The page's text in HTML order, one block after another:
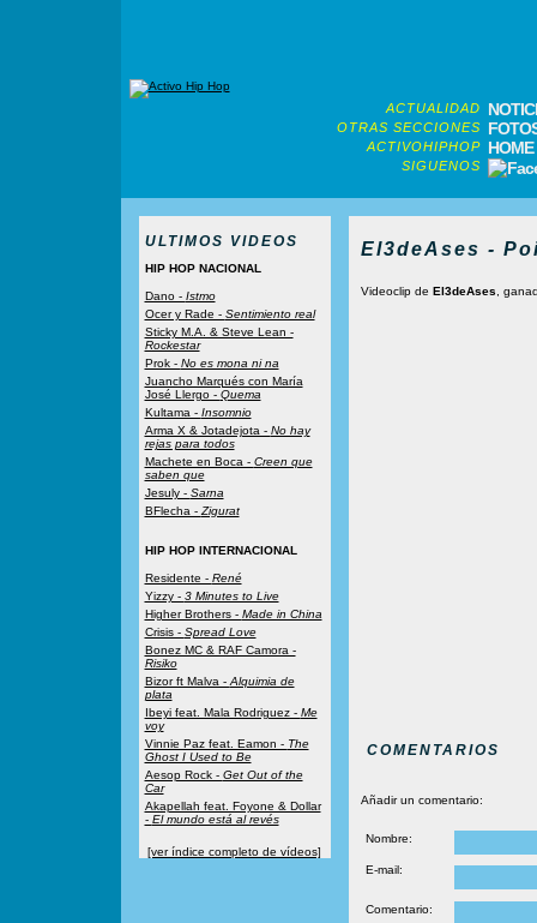
ACTUALIDAD
OTRAS SECCIONES
ACTIVOHIPHOP HOME
SIGUENOS
ULTIMOS VIDEOS
HIP HOP NACIONAL
Dano - Istmo
Ocer y Rade - Sentimiento real
Sticky M.A. & Steve Lean -
Rockestar
Prok - No es mona ni na
Juancho Marqués con María
José Llergo - Quema
Kultama - Insomnio
Arma X & Jotadejota - No hay
rejas para todos
Machete en Boca - Creen que
saben que
Jesuly - Sarna
BFlecha - Zigurat
HIP HOP INTERNACIONAL
Residente - René
Yizzy - 3 Minutes to Live
Higher Brothers - Made in China
Crisis - Spread Love
Bonez MC & RAF Camora -
Risiko
Bizor ft Malva - Alquimia de
plata
Ibeyi feat. Mala Rodriguez - Me
voy
Vinnie Paz feat. Eamon - The
Ghost I Used to Be
Aesop Rock - Get Out of the
Car
Akapellah feat. Foyone & Dollar
- El mundo está al revés
[ver índice completo de vídeos]
El3deAses -
Videoclip de El3deAses ,
COMENTARIOS
Añadir un comentario:
Nombre:
E-mail:
Comentario: